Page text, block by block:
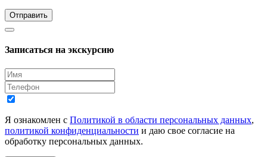
Отправить
Записаться на экскурсию
Я ознакомлен с Политикой в области персональных данных,
политикой конфиденциальности и даю свое согласие на
обработку персональных данных.